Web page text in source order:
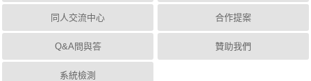
同人交流中心
Q&A問與答
系統檢測
合作提案
贊助我們